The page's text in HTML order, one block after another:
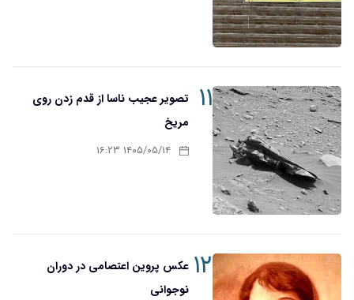
۱۱ تصویر عجیب ناسا از قدم زدن روی
مریخ
۱۴۰۵/۰۵/۱۴ ۱۶:۲۳
۱۲
عکس پروین اعتصامی در دوران
نوجوانی